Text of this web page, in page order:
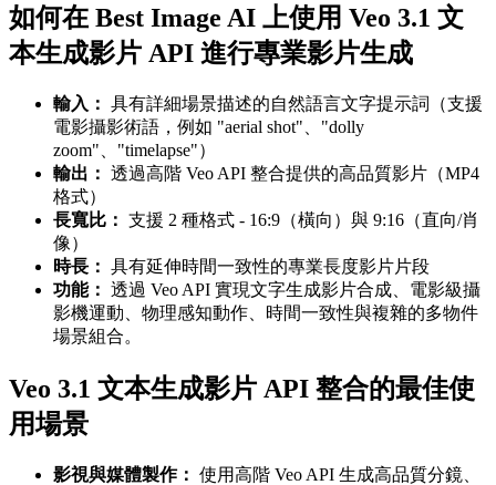
如何在 Best Image AI 上使用 Veo 3.1 文
本生成影片 API 進行專業影片生成
輸入： 具有詳細場景描述的自然語言文字提示詞（支援
電影攝影術語，例如 "aerial shot"、"dolly
zoom"、"timelapse"）
輸出： 透過高階 Veo API 整合提供的高品質影片（MP4
格式）
長寬比： 支援 2 種格式 - 16:9（橫向）與 9:16（直向/肖
像）
時長： 具有延伸時間一致性的專業長度影片片段
功能： 透過 Veo API 實現文字生成影片合成、電影級攝
影機運動、物理感知動作、時間一致性與複雜的多物件
場景組合。
Veo 3.1 文本生成影片 API 整合的最佳使
用場景
影視與媒體製作： 使用高階 Veo API 生成高品質分鏡、